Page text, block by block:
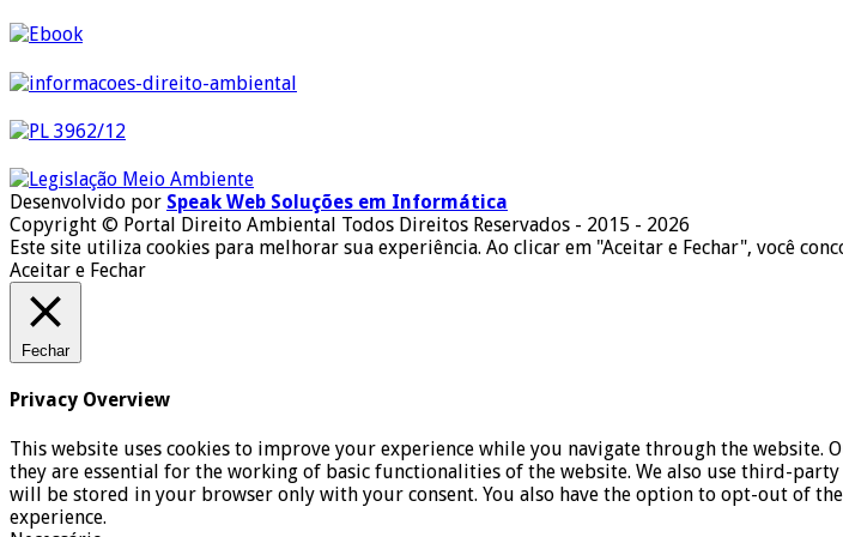
Desenvolvido por Speak Web Soluções em Informática
Copyright © Portal Direito Ambiental Todos Direitos Reservados - 2015 - 2026
Este site utiliza cookies para melhorar sua experiência. Ao clicar em "Aceitar e Fechar", você
Aceitar e Fechar
Fechar
Privacy Overview
This website uses cookies to improve your experience while you navigate through the website.
they are essential for the working of basic functionalities of the website. We also use third-
will be stored in your browser only with your consent. You also have the option to opt-out of
experience.